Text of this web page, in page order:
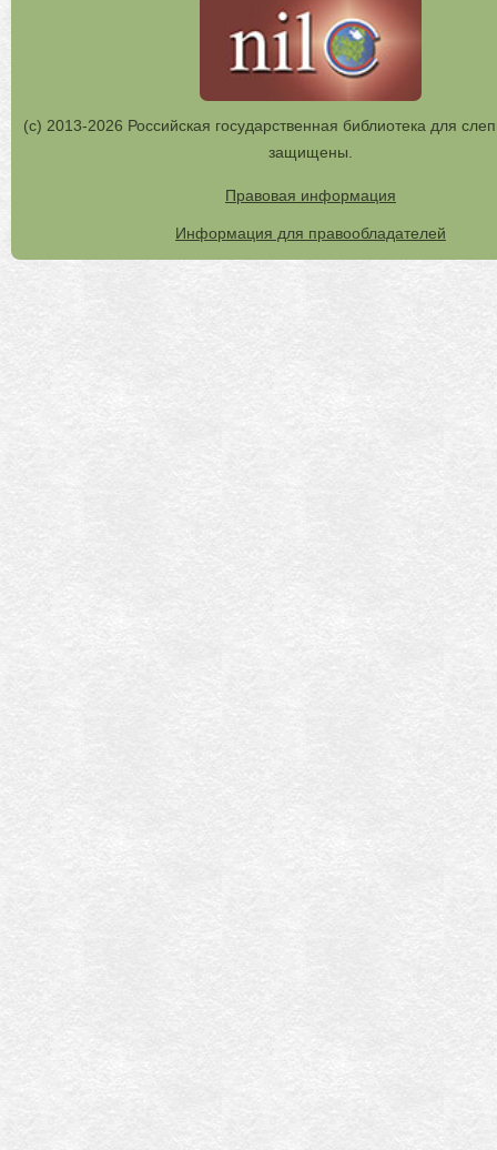
(с) 2013-2026 Российская государственная библиотека для
защищены.
Правовая информация
Информация для правообладателей